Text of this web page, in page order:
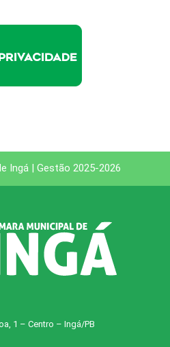
Ingá | Gestão 2025-2026
1 – Centro – Ingá/PB